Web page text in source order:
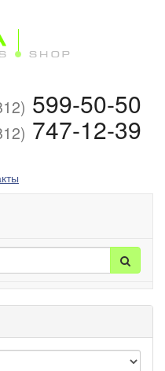
599-50-50
747-12-39